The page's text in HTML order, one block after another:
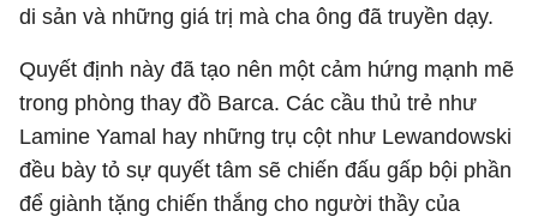
di sản và những giá trị mà cha ông đã truyền dạy.
Quyết định này đã tạo nên một cảm hứng mạnh mẽ
trong phòng thay đồ Barca. Các cầu thủ trẻ như
Lamine Yamal hay những trụ cột như Lewandowski
đều bày tỏ sự quyết tâm sẽ chiến đấu gấp bội phần
để giành tặng chiến thắng cho người thầy của